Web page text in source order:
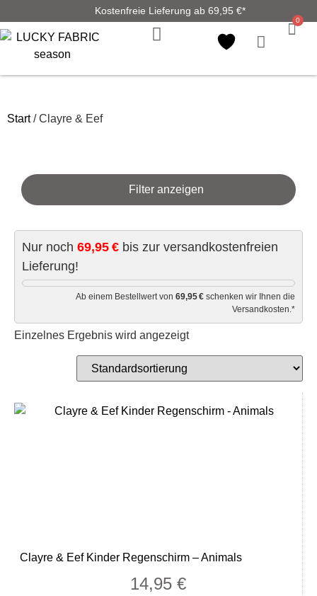
Kostenfreie Lieferung ab 69,95 €*
0
Start/ Clayre & Eef
Filter anzeigen
Nur noch 69,95 € bis zur versandkostenfreien
Lieferung!
Ab einem Bestellwert von 69,95 € schenken wir Ihnen die
Versandkosten.*
Einzelnes Ergebnis wird angezeigt
Clayre & Eef Kinder Regenschirm – Animals
14,95 €